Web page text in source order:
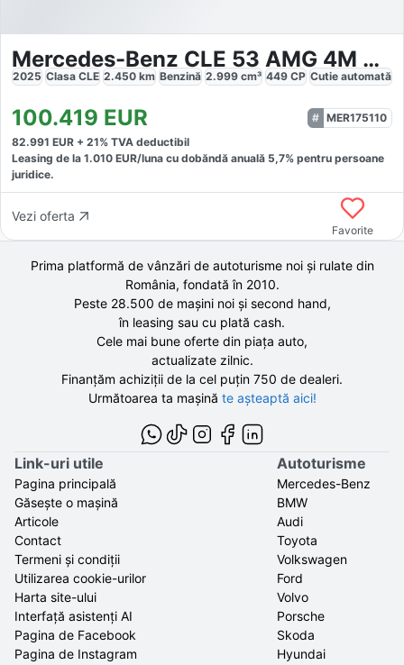
Mercedes-Benz CLE 53 AMG 4M Premium Plus
2025 Clasa CLE 2.450 km Benzină 2.999 cm³ 449 CP Cutie automată
100.419 EUR
MER175110
82.991 EUR + 21% TVA deductibil
Leasing de la 1.010 EUR/luna cu dobăndă anuală 5,7% pentru persoane
juridice.
Vezi oferta
Favorite
Prima platformă de vânzări de autoturisme noi și rulate din
România, fondată în 2010.
Peste 28.500 demașini noi și second hand,
în leasing sau cu plată cash.
Cele mai bune oferte din piața auto,
actualizate zilnic.
Finanțăm achiziții de la cel puțin 750 de dealeri.
Următoarea ta mașină te așteaptă aici!
Link-uri utile
Pagina principală
Găsește o mașină
Articole
Contact
Termeni și condiții
Utilizarea cookie-urilor
Harta site-ului
Interfață asistenți AI
Pagina de Facebook
Pagina de Instagram
Autoturisme
Mercedes-Benz
BMW
Audi
Toyota
Volkswagen
Ford
Volvo
Porsche
Skoda
Hyundai